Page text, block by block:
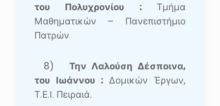
του Πολυχρονίου : Τμήμα
Μαθηματικών – Πανεπιστήμιο
Πατρών
8)
Την Λαλούση Δέσποινα,
του Ιωάννου :Δομικών Έργων,
Τ.Ε.Ι. Πειραιά.